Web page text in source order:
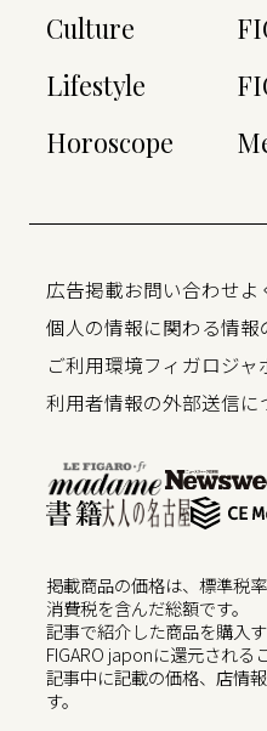
Culture
Lifestyle
Horoscope
広告掲載お問い合わせよ
個人の情報に関わる情報
ご利用環境フィガロジャ
利用者情報の外部送信に
掲載商品の価格は、標準税
消費税を含んだ総額です。
記事で紹介した商品を購入
FIGARO japonに還元される
記事中に記載の価格、店情
す。